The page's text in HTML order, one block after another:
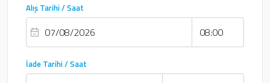
Alış Tarihi / Saat
İade Tarihi / Saat